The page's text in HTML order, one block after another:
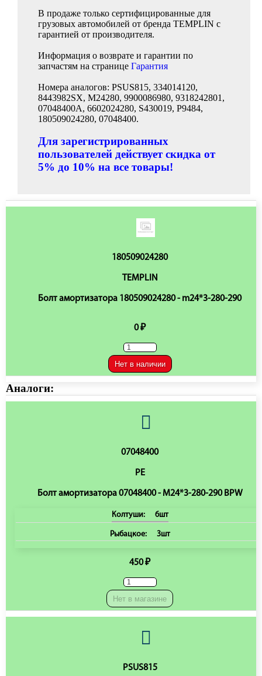
В продаже только сертифицированные для
грузовых автомобилей от бренда TEMPLIN с
гарантией от производителя.
Информация о возврате и гарантии по
запчастям на странице Гарантия
Номера аналогов: PSUS815, 334014120,
8443982SX, M24280, 9900086980, 9318242801,
07048400A, 6602024280, S430019, P9484,
180509024280, 07048400.
Для зарегистрированных
пользователей действует скидка от
5% до 10% на все товары!
180509024280
TEMPLIN
Болт амортизатора 180509024280 - m24*3-280-290
0 ₽
Нет в наличии
Аналоги:
07048400
PE
Болт амортизатора 07048400 - M24*3-280-290 BPW
Колтуши: 6шт
Рыбацкое: 3шт
450 ₽
Нет в магазине
PSUS815